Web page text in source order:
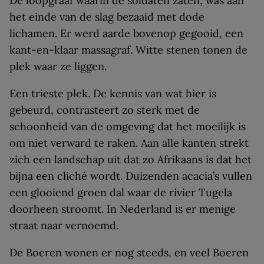
het einde van de slag bezaaid met dode
lichamen. Er werd aarde bovenop gegooid, een
kant-en-klaar massagraf. Witte stenen tonen de
plek waar ze liggen.
Een trieste plek. De kennis van wat hier is
gebeurd, contrasteert zo sterk met de
schoonheid van de omgeving dat het moeilijk is
om niet verward te raken. Aan alle kanten strekt
zich een landschap uit dat zo Afrikaans is dat het
bijna een cliché wordt. Duizenden acacia’s vullen
een glooiend groen dal waar de rivier Tugela
doorheen stroomt. In Nederland is er menige
straat naar vernoemd.
De Boeren wonen er nog steeds, en veel Boeren